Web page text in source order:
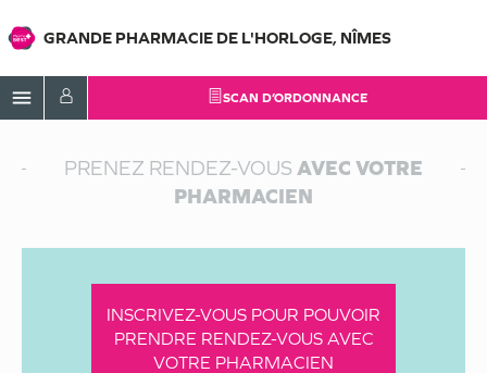
GRANDE PHARMACIE DE L'HORLOGE, NÎMES
menu SCAN D’ORDONNANCE
INSCRIVEZ-VOUS POUR POUVOIR
PRENDRE RENDEZ-VOUS AVEC
VOTRE PHARMACIEN
PRENEZ RENDEZ-VOUS AVEC VOTRE
PHARMACIEN
CHOISISSEZ
VOTRE RENDEZ-VOUS